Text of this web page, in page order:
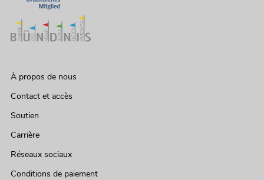
À propos de nous
Contact et accès
Soutien
Carrière
Réseaux sociaux
Conditions de paiement